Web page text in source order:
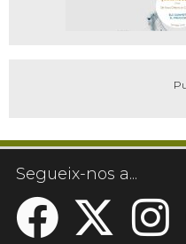
Segueix-nos a...